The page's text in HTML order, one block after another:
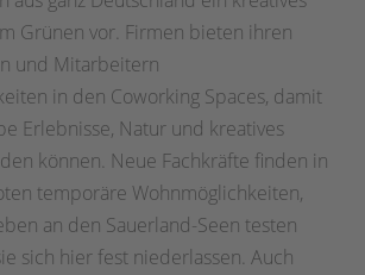
Grünen vor. Firmen bieten ihren
und Mitarbeitern
in den Coworking Spaces, damit
Erlebnisse, Natur und kreatives
können. Neue Fachkräfte finden in
temporäre Wohnmöglichkeiten,
an den Sauerland-Seen testen
sich hier fest niederlassen. Auch